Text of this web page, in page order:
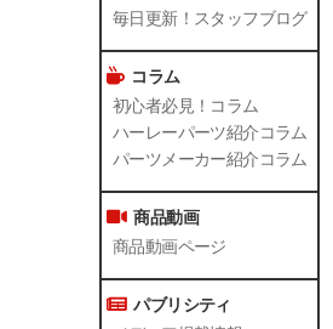
毎日更新！スタッフブログ
コラム
初心者必見！コラム
ハーレーパーツ紹介コラム
パーツメーカー紹介コラム
商品動画
商品動画ページ
パブリシティ